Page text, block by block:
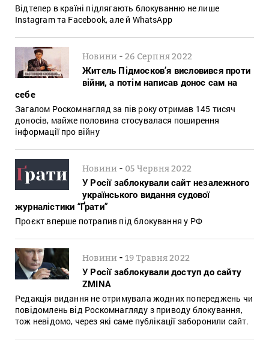
Відтепер в країні підлягають блокуванню не лише
Instagram та Facebook, але й WhatsApp
Новини -26 Серпня 2022
Житель Підмосков’я висловився проти
війни, а потім написав донос сам на
себе
Загалом Роскомнагляд за пів року отримав 145 тисяч
доносів, майже половина стосувалася поширення
інформації про війну
Новини - 05 Червня 2022
У Росії заблокували сайт незалежного
українського видання судової
журналістики “Ґрати”
Проєкт вперше потрапив під блокування у РФ
Новини -19 Травня 2022
У Росії заблокували доступ до сайту
ZMINA
Редакція видання не отримувала жодних попереджень чи
повідомлень від Роскомнагляду з приводу блокування,
тож невідомо, через які саме публікації заборонили сайт.